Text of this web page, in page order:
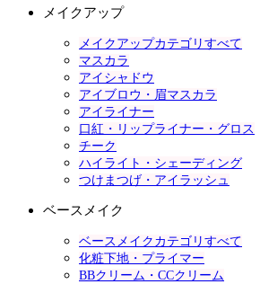
メイクアップ
メイクアップカテゴリすべて
マスカラ
アイシャドウ
アイブロウ・眉マスカラ
アイライナー
口紅・リップライナー・グロス
チーク
ハイライト・シェーディング
つけまつげ・アイラッシュ
ベースメイク
ベースメイクカテゴリすべて
化粧下地・プライマー
BBクリーム・CCクリーム